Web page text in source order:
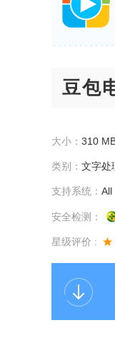
豆包
大小： 310
类别： 文字处
支持系统： All
安全检测：
星级评价 :